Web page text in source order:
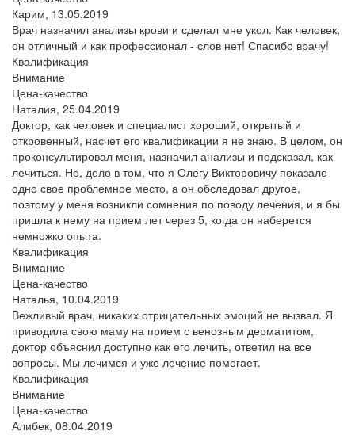
Карим, 13.05.2019
Врач назначил анализы крови и сделал мне укол. Как человек,
он отличный и как профессионал - слов нет! Спасибо врачу!
Квалификация
Внимание
Цена-качество
Наталия, 25.04.2019
Доктор, как человек и специалист хороший, открытый и
откровенный, насчет его квалификации я не знаю. В целом, он
проконсультировал меня, назначил анализы и подсказал, как
лечиться. Но, дело в том, что я Олегу Викторовичу показало
одно свое проблемное место, а он обследовал другое,
поэтому у меня возникли сомнения по поводу лечения, и я бы
пришла к нему на прием лет через 5, когда он наберется
немножко опыта.
Квалификация
Внимание
Цена-качество
Наталья, 10.04.2019
Вежливый врач, никаких отрицательных эмоций не вызвал. Я
приводила свою маму на прием с венозным дерматитом,
доктор объяснил доступно как его лечить, ответил на все
вопросы. Мы лечимся и уже лечение помогает.
Квалификация
Внимание
Цена-качество
Алибек, 08.04.2019